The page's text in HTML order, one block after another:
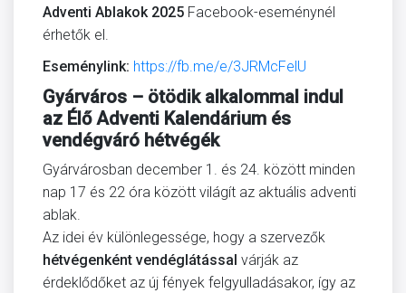
Adventi Ablakok 2025 Facebook-eseménynél
érhetők el.
Eseménylink: https://fb.me/e/3JRMcFelU
Gyárváros – ötödik alkalommal indul
az Élő Adventi Kalendárium és
vendégváró hétvégék
Gyárvárosban december 1. és 24. között minden
nap 17 és 22 óra között világít az aktuális adventi
ablak.
Az idei év különlegessége, hogy a szervezők
hétvégenként vendéglátással várják az
érdeklődőket az új fények felgyulladásakor, így az